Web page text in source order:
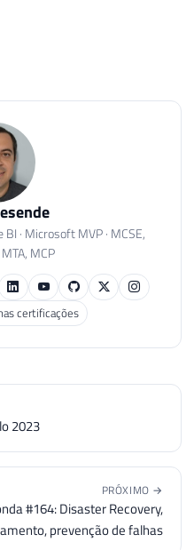
· Microsoft MVP · MCSE,
MCP
certificações
2023
PRÓXIMO →
#164: Disaster Recovery,
prevenção de falhas